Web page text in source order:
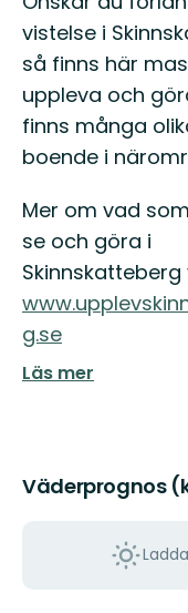
vistelse i
så finns här
uppleva och
finns många
boende i
Mer om vad
se och göra i
Skinnskatteberg
g.se
Läs mer
Väderprognos